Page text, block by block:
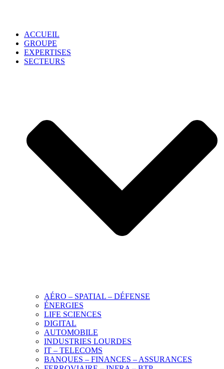
ACCUEIL
GROUPE
EXPERTISES
SECTEURS
AÉRO – SPATIAL – DÉFENSE
ÉNERGIES
LIFE SCIENCES
DIGITAL
AUTOMOBILE
INDUSTRIES LOURDES
IT – TELECOMS
BANQUES – FINANCES – ASSURANCES